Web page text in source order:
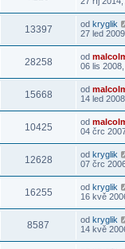
13397 od kryglik
27 led
28258 od
06 lis
15668 od
14 led
10425 od
04 črc
12628 od kryglik
07 črc
16255 od kryglik
16 kvě
8587 od kryglik
14 kvě